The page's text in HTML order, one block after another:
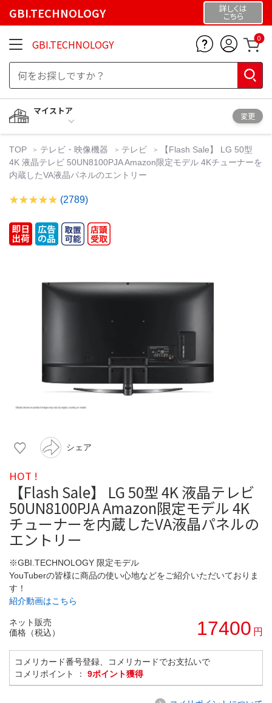
GBI.TECHNOLOGY 詳しくは
こちら
GBI.TECHNOLOGY 0
マイストア
変更
TOP テレビ・映像機器 テレビ
【Flash Sale】 LG 50型
4K 液晶テレビ 50UN8100PJA Amazon限定モデル 4Kチューナーを
内蔵したVA液晶パネルのエントリー
(2789)
シェア
HOT !
【Flash Sale】 LG 50型 4K 液晶テレビ
50UN8100PJA Amazon限定モデル 4K
チューナーを内蔵したVA液晶パネルの
エントリー
※GBI.TECHNOLOGY 限定モデル
YouTuberの皆様に商品の使い心地などをご紹介いただいておりま
す！
紹介動画はこちら
ネット販売
価格（税込）
17400 円
コメリカード番号登録、コメリカードでお支払いで
コメリポイント ： 9ポイント獲得